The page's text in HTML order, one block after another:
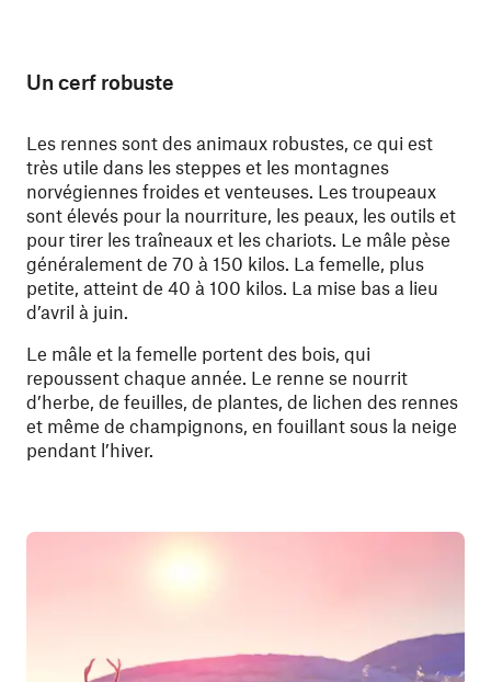
Un cerf robuste
Les rennes sont des animaux robustes, ce qui est
très utile dans les steppes et les montagnes
norvégiennes froides et venteuses. Les troupeaux
sont élevés pour la nourriture, les peaux, les outils et
pour tirer les traîneaux et les chariots. Le mâle pèse
généralement de 70 à 150 kilos. La femelle, plus
petite, atteint de 40 à 100 kilos. La mise bas a lieu
d’avril à juin.
Le mâle et la femelle portent des bois, qui
repoussent chaque année. Le renne se nourrit
d’herbe, de feuilles, de plantes, de lichen des rennes
et même de champignons, en fouillant sous la neige
pendant l’hiver.